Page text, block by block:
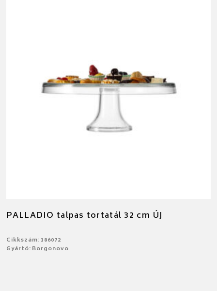
PALLADIO talpas tortatál 32 cm ÚJ
Cikkszám: 186072
Gyártó: Borgonovo